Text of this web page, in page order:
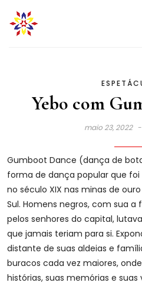
content
Yebo com
maio 23, 2022
Gumboot Dance (dança de
forma de dança popular que
no século XIX nas minas de
Sul. Homens negros, com sua
pelos senhores do capital,
que jamais teriam para si.
distante de suas aldeias e
buracos cada vez maiores,
histórias, suas memórias e suas